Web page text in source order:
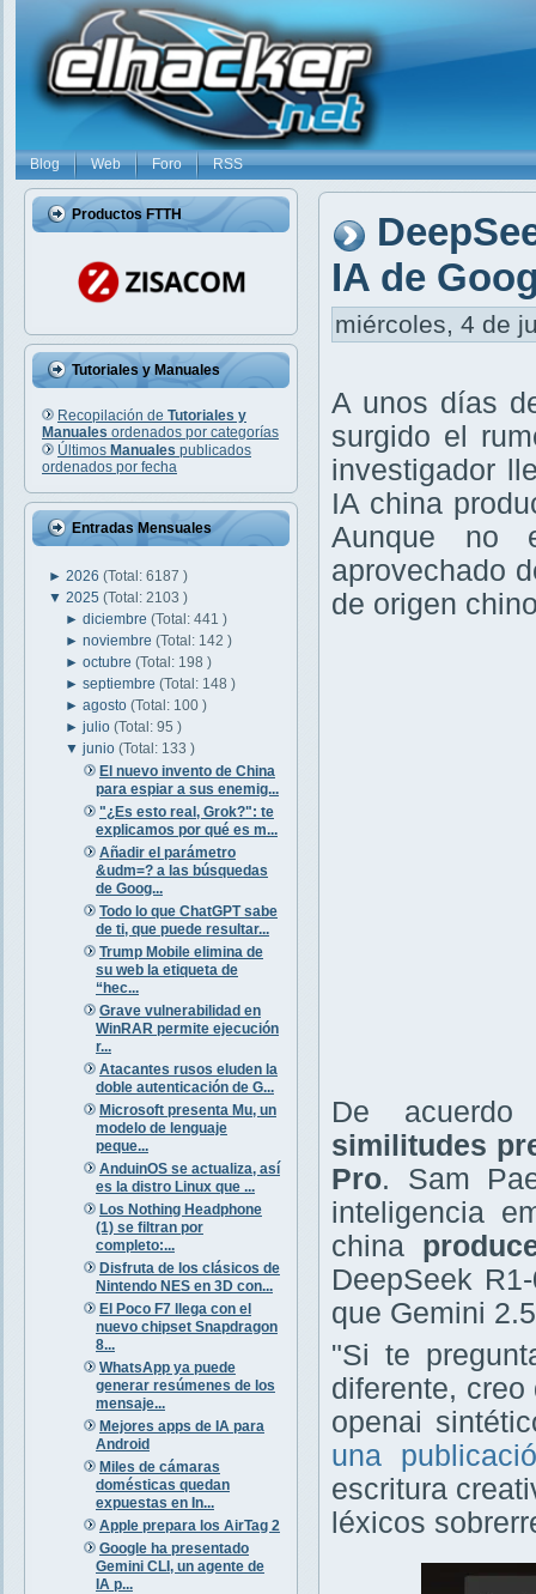
Blog Web Foro RSS
Productos FTTH
Tutoriales y Manuales
Recopilación de Tutoriales y
Manuales ordenados por categorías
Últimos Manuales publicados
ordenados por fecha
Entradas Mensuales
► 2026 (Total: 6187 )
▼ 2025 (Total: 2103 )
►diciembre(Total: 441 )
►noviembre(Total: 142 )
►octubre(Total: 198 )
►septiembre(Total: 148 )
►agosto(Total: 100 )
►julio(Total: 95 )
▼junio(Total: 133 )
El nuevo invento de China
para espiar a sus enemig...
"¿Es esto real, Grok?": te
explicamos por qué es m...
Añadir el parámetro
&udm=? a las búsquedas
de Goog...
Todo lo que ChatGPT sabe
de ti, que puede resultar...
Trump Mobile elimina de
su web la etiqueta de
“hec...
Grave vulnerabilidad en
WinRAR permite ejecución
r...
Atacantes rusos eluden la
doble autenticación de G...
Microsoft presenta Mu, un
modelo de lenguaje
peque...
AnduinOS se actualiza, así
es la distro Linux que ...
Los Nothing Headphone
(1) se filtran por
completo:...
Disfruta de los clásicos de
Nintendo NES en 3D con...
El Poco F7 llega con el
nuevo chipset Snapdragon
8...
WhatsApp ya puede
generar resúmenes de los
mensaje...
Mejores apps de IA para
Android
Miles de cámaras
domésticas quedan
expuestas en In...
Apple prepara los AirTag 2
Google ha presentado
Gemini CLI, un agente de
IA p...
IA de
miércoles, 4 de
A unos días
surgido el
investigador
IA china
Aunque no
aprovechado
de origen
De
similitudes
Pro. Sam
inteligencia
china
DeepSeek
que Gemini
"Si te
diferente,
openai
una
escritura
léxicos